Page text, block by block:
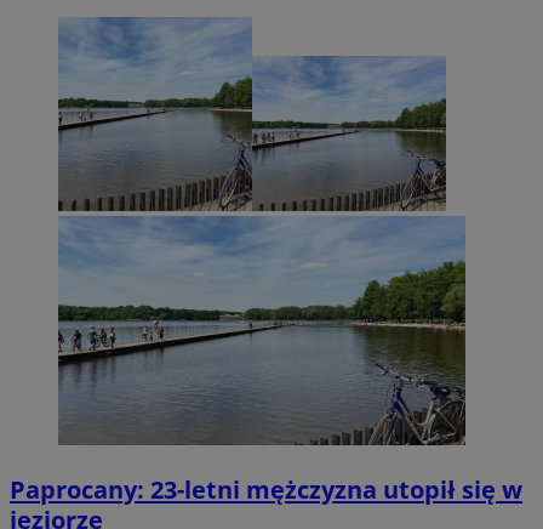
Paprocany: 23-letni mężczyzna utopił się w
jeziorze